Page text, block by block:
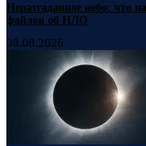
Неразгаданное небо: что
файлов об НЛО
08.08.2026